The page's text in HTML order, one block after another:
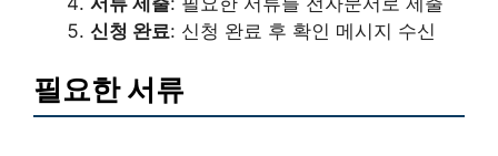
신청 완료: 신청 완료 후 확인 메시지 수신
필요한 서류